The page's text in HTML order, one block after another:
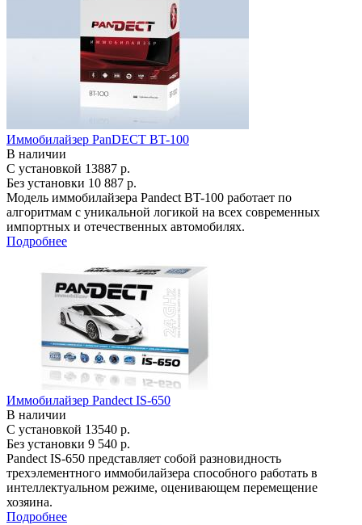
Иммобилайзер PanDECT BT-100
В наличии
С установкой 13887 р.
Без установки 10 887 р.
Модель иммобилайзера Pandect BT-100 работает по
алгоритмам с уникальной логикой на всех современных
импортных и отечественных автомобилях.
Подробнее
Иммобилайзер Pandect IS-650
В наличии
С установкой 13540 р.
Без установки 9 540 р.
Pandect IS-650 представляет собой разновидность
трехэлементного иммобилайзера способного работать в
интеллектуальном режиме, оценивающем перемещение
хозяина.
Подробнее